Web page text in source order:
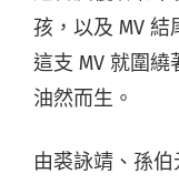
孩，以及 MV 結
這支 MV 就圍
油然而生。
由裘詠靖、孫